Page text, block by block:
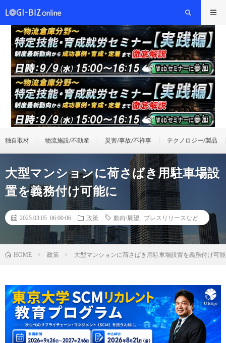
独自取材 物流施設/不動産 災害/事故/不祥事 テクノロジー/製品
大型マンションに荷さばき用駐車場設
置を義務付け可能に
2025.03.05 06:00:06 政策 動向/展望 プレスリリースなど
HOME 政策 大型マンションに荷さばき用駐車場設置を義務付け可